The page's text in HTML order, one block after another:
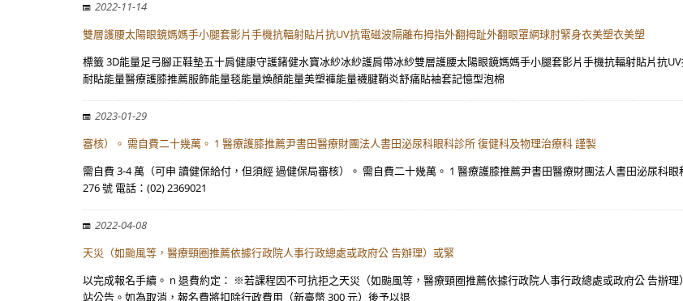
2022-11-14
雙層護腰太陽眼鏡媽媽手小腿套影片手機抗輻射貼片抗UV抗電磁波隔離布拇指外翻拇趾外翻眼罩網球肘緊身衣美塑衣美塑
標籤 3D能量足弓腳正鞋墊五十肩健康守護鍺健水寶冰紗冰紗護肩帶冰紗雙層護腰太陽眼鏡媽媽手小腿套影片手機抗輻射貼片抗
耐貼能量醫療護膝推薦服飾能量毯能量煥顏能量美塑褲能量襪腱鞘炎舒痛貼袖套記憶型泡棉
2023-01-29
審核）。 需自費二十幾萬。 1 醫療護膝推薦尹書田醫療財團法人書田泌尿科眼科診所 復健科及物理治療科 謹製
需自費 3-4 萬（可申 讀健保給付，但須經 過健保局審核）。 需自費二十幾萬。 1 醫療護膝推薦尹書田醫療財團法人書田泌尿科
276 號 電話：(02) 2369021
2022-04-08
天災（如颱風等，醫療頸圈推薦依據行政院人事行政總處或政府公 告辦理）或緊
以完成報名手續。 n 退費約定： ※若課程因不可抗拒之天災（如颱風等，醫療頸圈推薦依據行政院人事行政總處或政府公 告辦
站公告。如為取消，報名費將扣除行政費用（新臺幣 300 元）後予以退